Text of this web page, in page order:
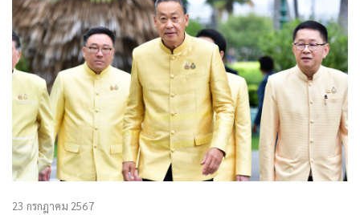
23 กรกฎาคม 2567